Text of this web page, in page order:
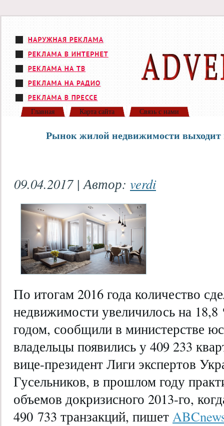
Главная Карта сайта Связь с нами
Рынок жилой недвижимости выходит
09.04.2017 | Автор: verdi
По итогам 2016 года количество
недвижимости увеличилось на
годом, сообщили в министерстве
владельцы появились у 409 233
вице-президент Лиги экспертов
Гусельников, в прошлом году
объемов докризисного 2013-го,
490 733 транзакций, пишет